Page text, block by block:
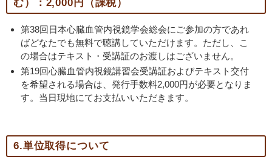
む）：2,000円（課税）
第38回日本心臓血管内視鏡学会総会にご参加の方であれ
ばどなたでも無料で聴講していただけます。ただし、こ
の場合はテキスト・受講証のお渡しはございません。
第19回心臓血管内視鏡講習会受講証およびテキスト交付
を希望される場合は、発行手数料2,000円が必要となりま
す。当日現地にてお支払いいただきます。
6.単位取得について